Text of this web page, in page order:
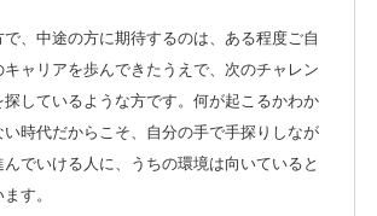
で、中途の方に期待するのは、ある程度ご自
キャリアを歩んできたうえで、次のチャレン
探しているような方です。何が起こるかわか
い時代だからこそ、自分の手で手探りしなが
んでいける人に、うちの環境は向いていると
す。